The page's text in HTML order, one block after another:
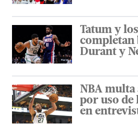
Tatum y
completan
Durant y
NBA multa
por uso de
en